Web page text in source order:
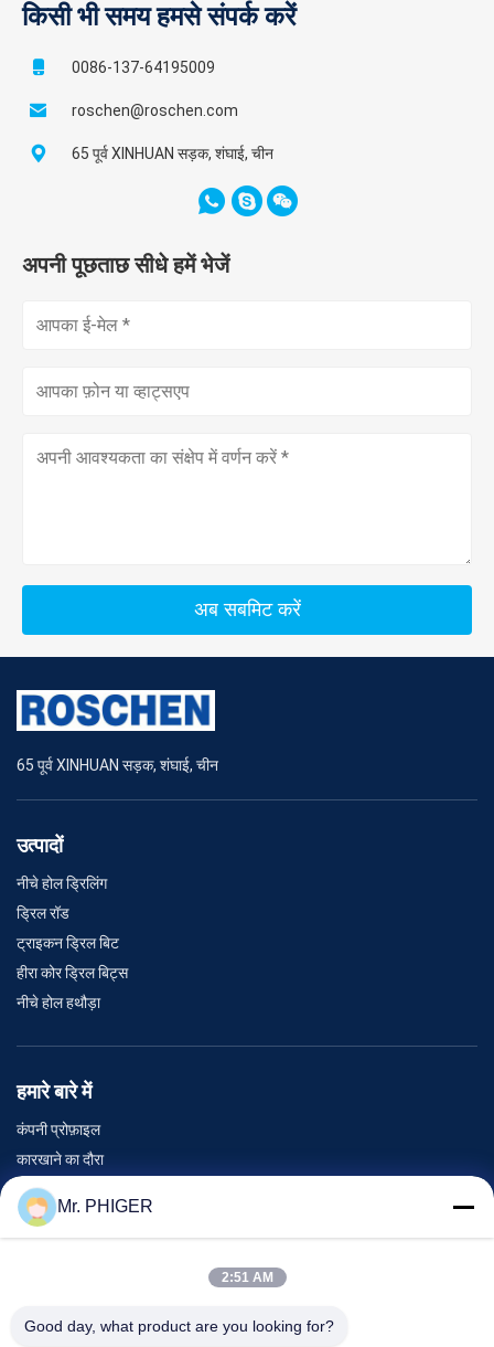
किसी भी समय हमसे संपर्क करें
0086-137-64195009
roschen@roschen.com
65 पूर्व XINHUAN सड़क, शंघाई, चीन
अपनी पूछताछ सीधे हमें भेजें
अब सबमिट करें
65 पूर्व XINHUAN सड़क, शंघाई, चीन
उत्पादों
नीचे होल ड्रिलिंग
ड्रिल रॉड
ट्राइकन ड्रिल बिट
हीरा कोर ड्रिल बिट्स
नीचे होल हथौड़ा
हमारे बारे में
कंपनी प्रोफ़ाइल
कारखाने का दौरा
गुणवत्ता नियंत्रण
साइटमैप
घटनाएँ
Mr. PHIGER
2:51 AM
Good day, what product are you looking for?